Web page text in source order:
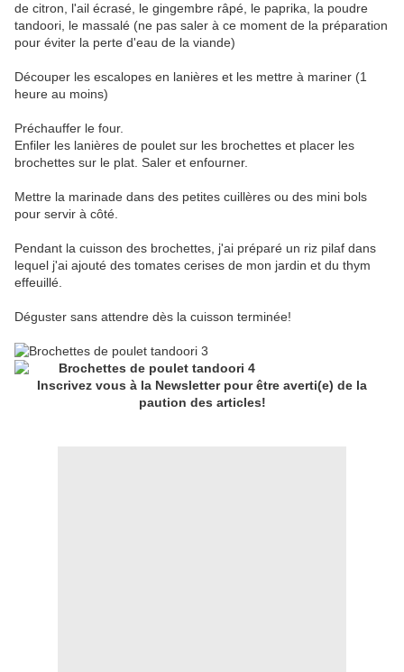
de citron, l'ail écrasé, le gingembre râpé, le paprika, la poudre
tandoori, le massalé (ne pas saler à ce moment de la préparation
pour éviter la perte d'eau de la viande)
Découper les escalopes en lanières et les mettre à mariner (1
heure au moins)
Préchauffer le four.
Enfiler les lanières de poulet sur les brochettes et placer les
brochettes sur le plat. Saler et enfourner.
Mettre la marinade dans des petites cuillères ou des mini bols
pour servir à côté.
Pendant la cuisson des brochettes, j'ai préparé un riz pilaf dans
lequel j'ai ajouté des tomates cerises de mon jardin et du thym
effeuillé.
Déguster sans attendre dès la cuisson terminée!
Inscrivez vous à la Newsletter pour être averti(e) de la
paution des articles!